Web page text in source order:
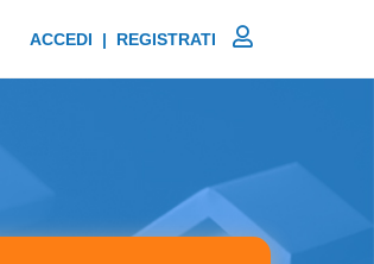
ACCEDI | REGISTRATI